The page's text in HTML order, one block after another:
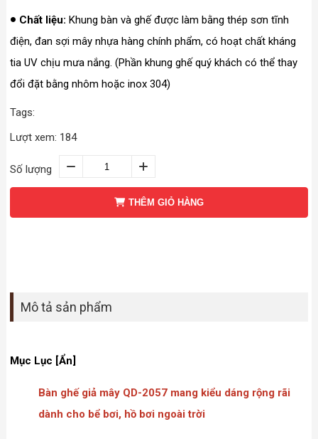
Chất liệu: Khung bàn và ghế được làm bằng thép sơn tĩnh
điện, đan sợi mây nhựa hàng chính phẩm, có hoạt chất kháng
tia UV chịu mưa nắng. (Phần khung ghế quý khách có thể thay
đổi đặt bằng nhôm hoặc inox 304)
Tags:
Lượt xem: 184
Số lượng
THÊM GIỎ HÀNG
Mô tả sản phẩm
Mục Lục [Ẩn]
Bàn ghế giả mây QD-2057 mang kiểu dáng rộng rãi
dành cho bể bơi, hồ bơi ngoài trời